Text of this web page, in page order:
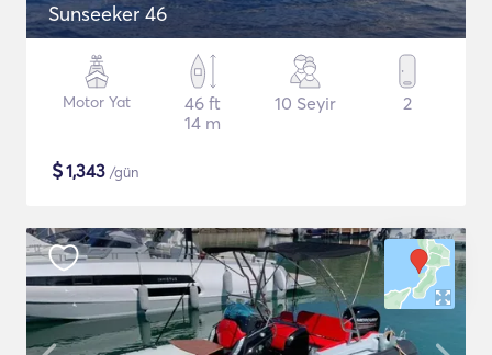
Sunseeker 46
Motor Yat
46 ft
14 m
10 Seyir 2
$1,343 /gün